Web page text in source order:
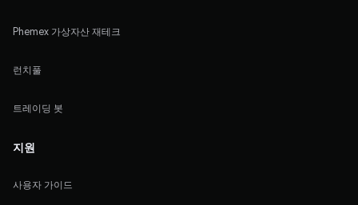
Phemex 가상자산 재테크
런치풀
트레이딩 봇
지원
사용자 가이드